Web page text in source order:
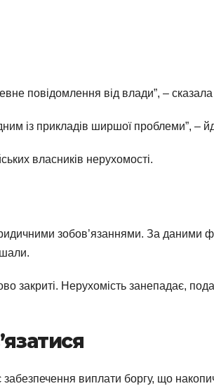
повідомлення від влади”, –
із прикладів ширшої проблеми”, –
власників нерухомості.
зобов’язаннями. За даними
закриті. Нерухомість занепадає,
виплати боргу, що